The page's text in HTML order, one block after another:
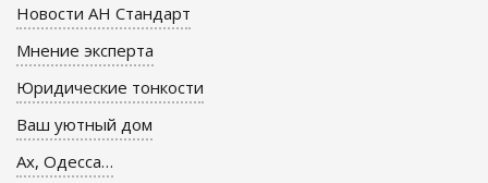
Новости АН Стандарт
Мнение эксперта
Юридические тонкости
Ваш уютный дом
Ах, Одесса…